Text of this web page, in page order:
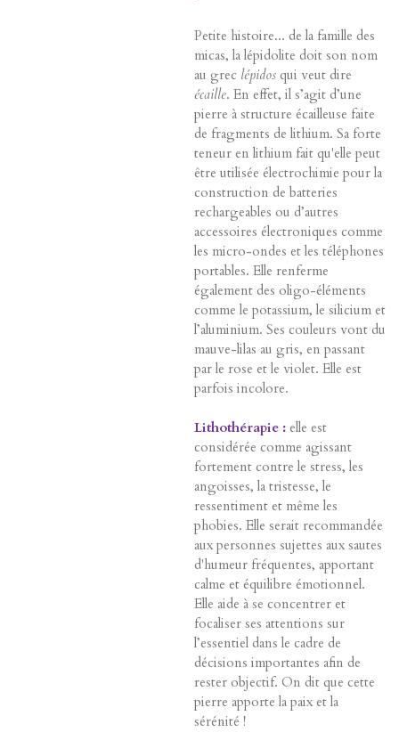
Petite histoire... de la famille des
micas, la lépidolite doit son nom
au grec lépidosqui veut dire
écaille. En effet, il s’agit d’une
pierre à structure écailleuse faite
de fragments de lithium. Sa forte
teneur en lithium fait qu'elle peut
être utilisée électrochimie pour la
construction de batteries
rechargeables ou d’autres
accessoires électroniques comme
les micro-ondes et les téléphones
portables. Elle renferme
également des oligo-éléments
comme le potassium, le silicium et
l’aluminium. Ses couleurs vont du
mauve-lilas au gris, en passant
par le rose et le violet. Elle est
parfois incolore.
Lithothérapie :elle est
considérée comme agissant
fortement contre le stress, les
angoisses, la tristesse, le
ressentiment et même les
phobies. Elle serait recommandée
aux personnes sujettes aux sautes
d'humeur fréquentes, apportant
calme et équilibre émotionnel.
Elle aide à se concentrer et
focaliser ses attentions sur
l’essentiel dans le cadre de
décisions importantes afin de
rester objectif. On dit que cette
pierre apporte la paix et la
sérénité !